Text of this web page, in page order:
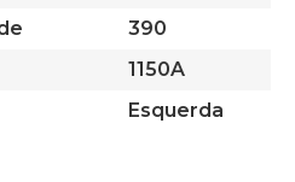
390
1150A
Esquerda